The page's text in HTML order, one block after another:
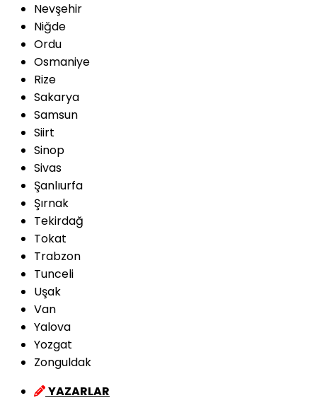
Nevşehir
Niğde
Ordu
Osmaniye
Rize
Sakarya
Samsun
Siirt
Sinop
Sivas
Şanlıurfa
Şırnak
Tekirdağ
Tokat
Trabzon
Tunceli
Uşak
Van
Yalova
Yozgat
Zonguldak
YAZARLAR